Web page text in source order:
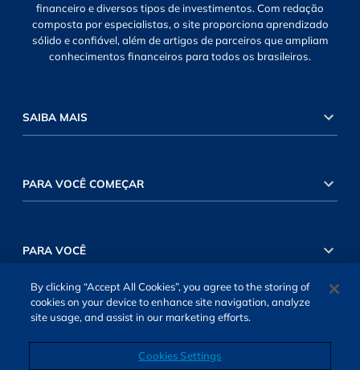
financeiro e diversos tipos de investimentos. Com redação
composta por especialistas, o site proporciona aprendizado
sólido e confiável, além de artigos de parceiros que ampliam
conhecimentos financeiros para todos os brasileiros.
SAIBA MAIS
PARA VOCÊ COMEÇAR
PARA VOCÊ
INVESTIMENTOS RENDA VARIÁVEL
By clicking “Accept All Cookies”, you agree to the storing of
cookies on your device to enhance site navigation, analyze
site usage, and assist in our marketing efforts.
Cookies Settings